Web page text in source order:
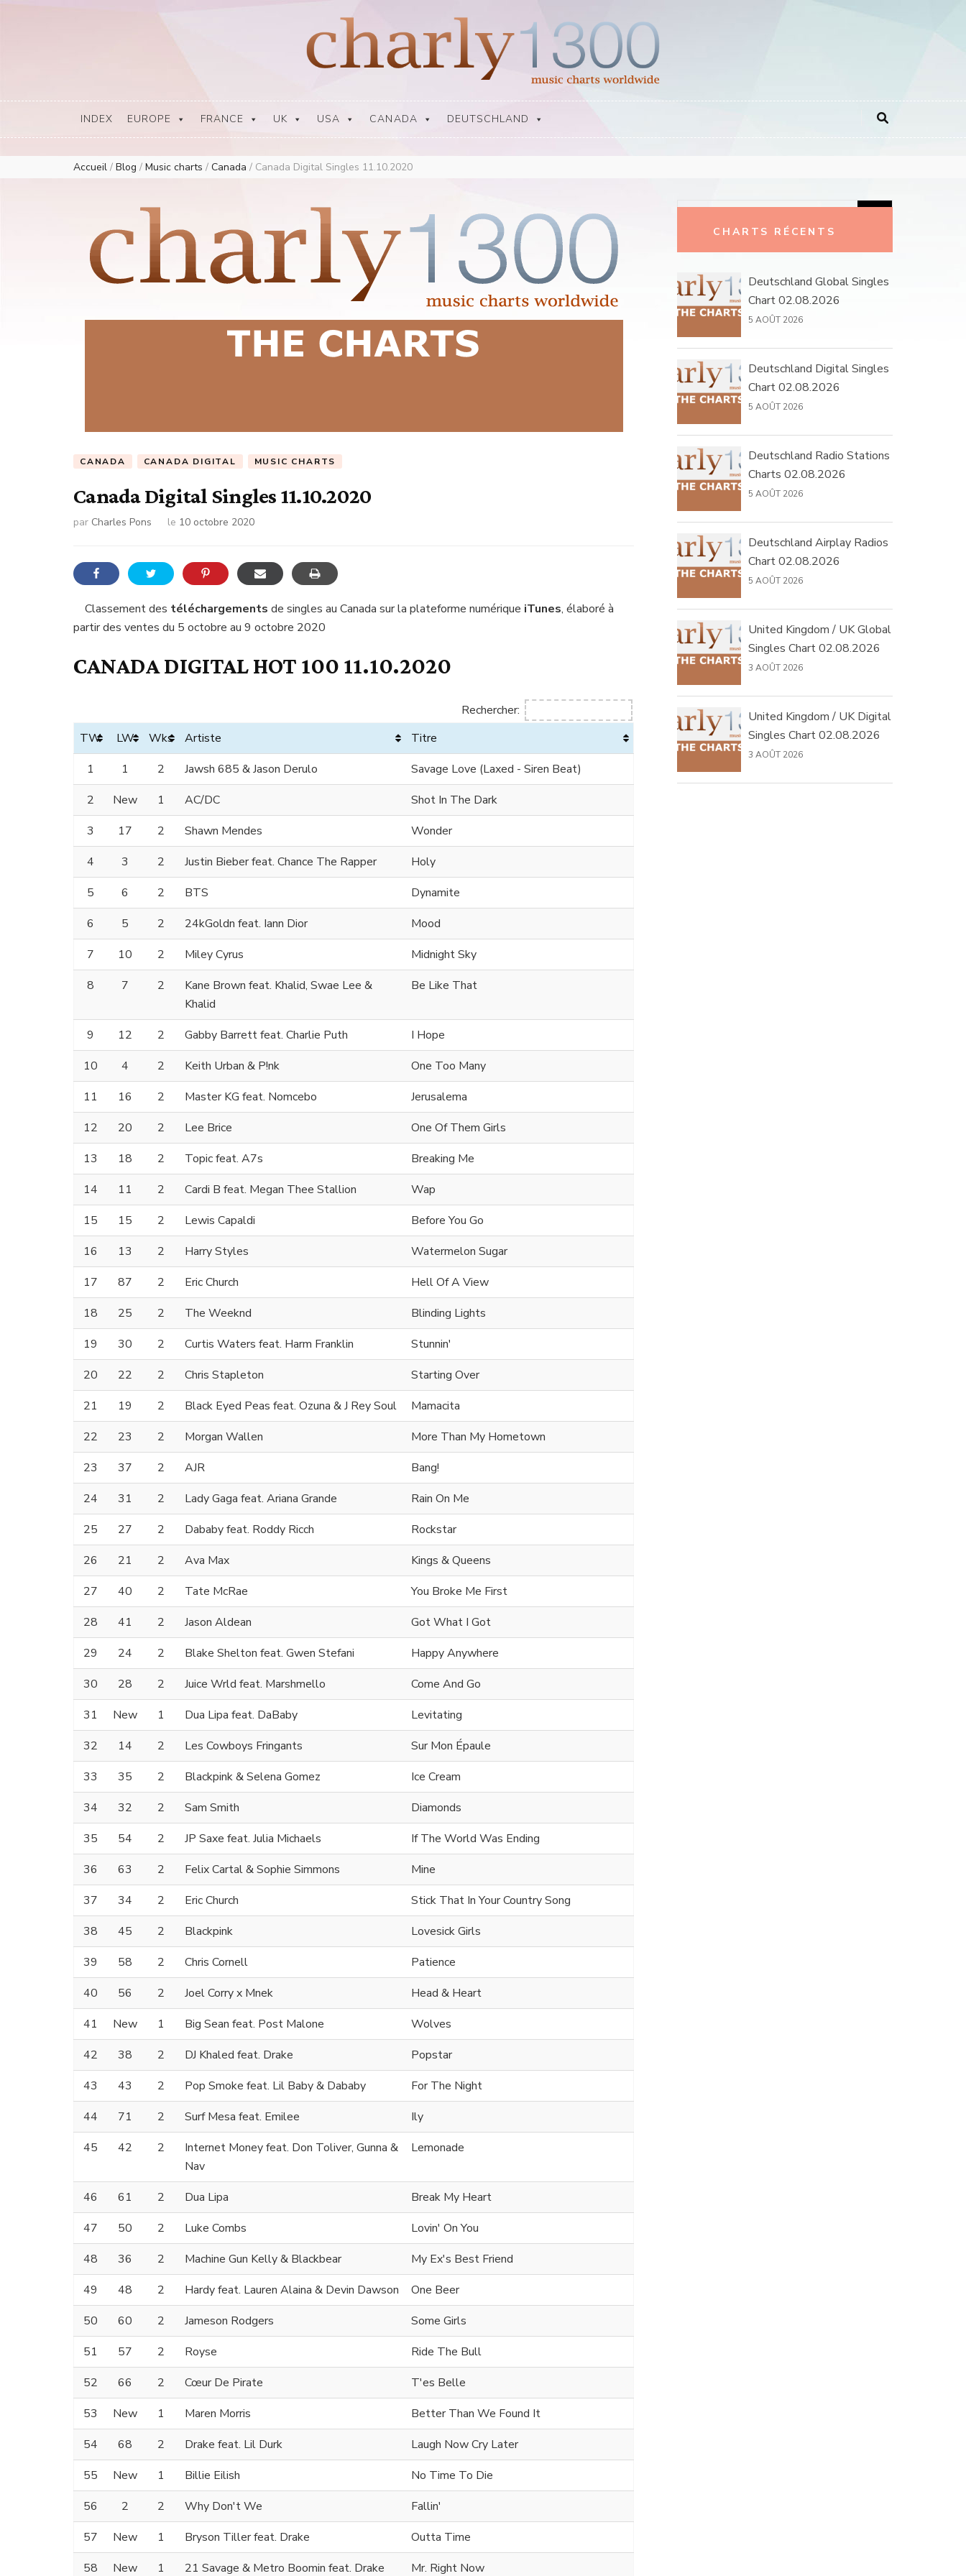
Europe Airplay Charts Radios Music Worldwide – Charly1300
European Music Charts plus USA and Australia
INDEX EUROPE FRANCE UK USA CANADA DEUTSCHLAND
Accueil / Blog / Music charts / Canada / Canada Digital Singles 11.10.2020
CANADA CANADA DIGITAL MUSIC CHARTS
Canada Digital Singles 11.10.2020
par Charles Pons le 10 octobre 2020
Classement des téléchargements de singles au Canada sur la plateforme numérique iTunes, élaboré à
partir des ventes du 5 octobre au 9 octobre 2020
CANADA DIGITAL HOT 100 11.10.2020
Rechercher:
TW
LW Wks Artiste
Titre
1
1 2 Jawsh 685 & Jason Derulo
Savage Love (Laxed - Siren Beat)
2
New 1 AC/DC
Shot In The Dark
3
17 2 Shawn Mendes
Wonder
4
3 2 Justin Bieber feat. Chance The Rapper
Holy
5
6 2 BTS
Dynamite
6
5 2 24kGoldn feat. Iann Dior
Mood
7
10 2 Miley Cyrus
Midnight Sky
8
7 2
Kane Brown feat. Khalid, Swae Lee &
Khalid
Be Like That
9 12 2 Gabby Barrett feat. Charlie Puth
I Hope
10
4 2 Keith Urban & P!nk
One Too Many
11
16 2 Master KG feat. Nomcebo
Jerusalema
12
20 2 Lee Brice
One Of Them Girls
13
18 2 Topic feat. A7s
Breaking Me
14
11 2 Cardi B feat. Megan Thee Stallion
Wap
15
15 2 Lewis Capaldi
Before You Go
16
13 2 Harry Styles
Watermelon Sugar
17
87 2 Eric Church
Hell Of A View
18
25 2 The Weeknd
Blinding Lights
19
30 2 Curtis Waters feat. Harm Franklin
Stunnin'
20
22 2 Chris Stapleton
Starting Over
21
19 2 Black Eyed Peas feat. Ozuna & J Rey Soul
Mamacita
22
23 2 Morgan Wallen
More Than My Hometown
23
37 2 AJR
Bang!
24
31 2 Lady Gaga feat. Ariana Grande
Rain On Me
25
27 2 Dababy feat. Roddy Ricch
Rockstar
26
21 2 Ava Max
Kings & Queens
27
40 2 Tate McRae
You Broke Me First
28
41 2 Jason Aldean
Got What I Got
29
24 2 Blake Shelton feat. Gwen Stefani
Happy Anywhere
30
28 2 Juice Wrld feat. Marshmello
Come And Go
31
New 1 Dua Lipa feat. DaBaby
Levitating
32
14 2 Les Cowboys Fringants
Sur Mon Épaule
33
35 2 Blackpink & Selena Gomez
Ice Cream
34
32 2 Sam Smith
Diamonds
35
54 2 JP Saxe feat. Julia Michaels
If The World Was Ending
36
63 2 Felix Cartal & Sophie Simmons
Mine
37
34 2 Eric Church
Stick That In Your Country Song
38
45 2 Blackpink
Lovesick Girls
39
58 2 Chris Cornell
Patience
40
56 2 Joel Corry x Mnek
Head & Heart
41
New 1 Big Sean feat. Post Malone
Wolves
42
38 2 DJ Khaled feat. Drake
Popstar
43
43 2 Pop Smoke feat. Lil Baby & Dababy
For The Night
44
71 2 Surf Mesa feat. Emilee
Ily
45
42 2
Internet Money feat. Don Toliver, Gunna &
Nav
Lemonade
46 61 2 Dua Lipa
Break My Heart
47
50 2 Luke Combs
Lovin' On You
48
36 2 Machine Gun Kelly & Blackbear
My Ex's Best Friend
49
48 2 Hardy feat. Lauren Alaina & Devin Dawson
One Beer
50
60 2 Jameson Rodgers
Some Girls
51
57 2 Royse
Ride The Bull
52
66 2 Cœur De Pirate
T'es Belle
53
New 1 Maren Morris
Better Than We Found It
54
68 2 Drake feat. Lil Durk
Laugh Now Cry Later
55
New 1 Billie Eilish
No Time To Die
56
2 2 Why Don't We
Fallin'
57
New 1 Bryson Tiller feat. Drake
Outta Time
58
New 1 21 Savage & Metro Boomin feat. Drake Mr. Right Now
CHARTS RÉCENTS
Deutschland Global Singles
Chart 02.08.2026
5 AOÛT 2026
Deutschland Digital Singles
Chart 02.08.2026
5 AOÛT 2026
Deutschland Radio Stations
Charts 02.08.2026
5 AOÛT 2026
Deutschland Airplay Radios
Chart 02.08.2026
5 AOÛT 2026
United Kingdom / UK Global
Singles Chart 02.08.2026
3 AOÛT 2026
United Kingdom / UK Digital
Singles Chart 02.08.2026
3 AOÛT 2026